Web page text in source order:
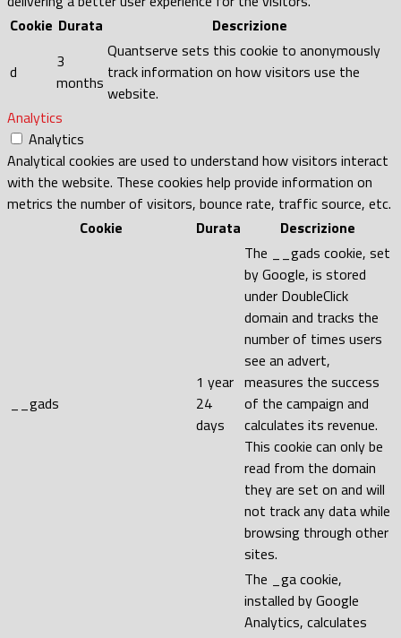
Cookie Durata Descrizione
d
3
months
Quantserve sets this cookie to anonymously
track information on how visitors use the
website.
Analytics
Analytics
Analytical cookies are used to understand how visitors interact
with the website. These cookies help provide information on
metrics the number of visitors, bounce rate, traffic source, etc.
Cookie
Durata Descrizione
__gads
1 year
24
days
The __gads cookie, set
by Google, is stored
under DoubleClick
domain and tracks the
number of times users
see an advert,
measures the success
of the campaign and
calculates its revenue.
This cookie can only be
read from the domain
they are set on and will
not track any data while
browsing through other
sites.
The _ga cookie,
installed by Google
Analytics, calculates